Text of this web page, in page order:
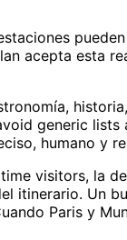
acepta esta
generic lists
humano y
visitors, la
itinerario. Un
Paris y